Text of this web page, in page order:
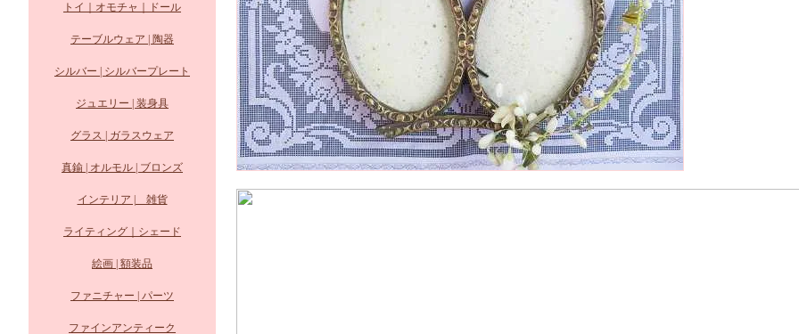
トイ｜オモチャ｜ドール
テーブルウェア | 陶器
シルバー | シルバープレート
ジュエリー | 装身具
グラス | ガラスウェア
真鍮 | オルモル | ブロンズ
インテリア | 雑貨
ライティング｜シェード
絵画 | 額装品
ファニチャー | パーツ
ファインアンティーク